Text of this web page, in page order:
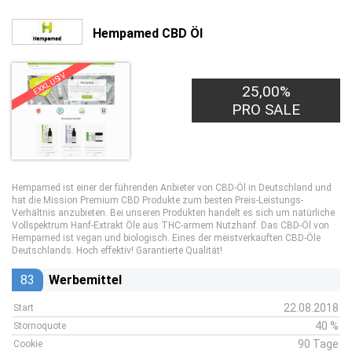
Hempamed CBD Öl
EXKLUSIV
25,00%
PRO SALE
Hempamed ist einer der führenden Anbieter von CBD-Öl in Deutschland und
hat die Mission Premium CBD Produkte zum besten Preis-Leistungs-
Verhältnis anzubieten. Bei unseren Produkten handelt es sich um natürliche
Vollspektrum Hanf-Extrakt Öle aus THC-armem Nutzhanf. Das CBD-Öl von
Hempamed ist vegan und biologisch. Eines der meistverkauften CBD-Öle
Deutschlands. Hoch effektiv! Garantierte Qualität!
83 Werbemittel
Start 22.08.2018
Stornoquote 40 %
Cookie 90 Tage